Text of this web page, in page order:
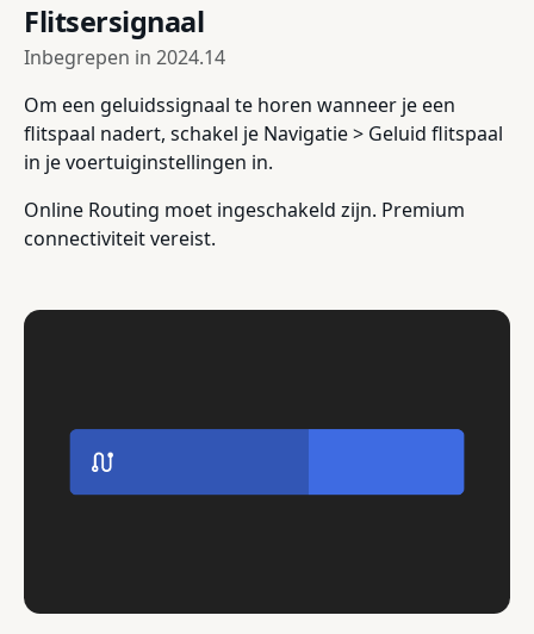
Flitsersignaal
Inbegrepen in 2024.14
Om een geluidssignaal te horen wanneer je een
flitspaal nadert, schakel je Navigatie > Geluid flitspaal
in je voertuiginstellingen in.
Online Routing moet ingeschakeld zijn. Premium
connectiviteit vereist.